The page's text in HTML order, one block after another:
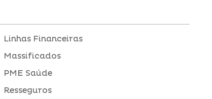
Linhas Financeiras
Massificados
PME Saúde
Resseguros